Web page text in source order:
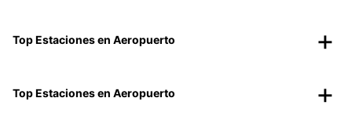
Top Estaciones en Aeropuerto
Top Estaciones en Aeropuerto